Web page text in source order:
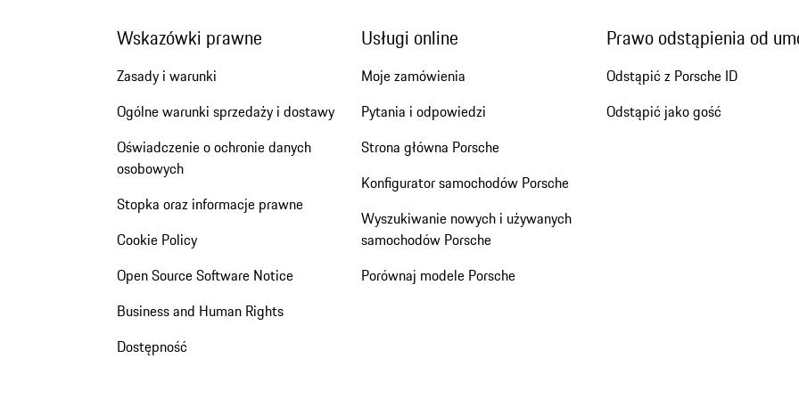
Wskazówki prawne
Zasady i warunki
Ogólne warunki sprzedaży i dostawy
Oświadczenie o ochronie danych
osobowych
Stopka oraz informacje prawne
Cookie Policy
Open Source Software Notice
Business and Human Rights
Dostępność
Usługi online
Moje zamówienia
Pytania i odpowiedzi
Strona główna Porsche
Konfigurator samochodów Porsche
Wyszukiwanie nowych i używanych
samochodów Porsche
Porównaj modele Porsche
Prawo odstąpienia od
Odstąpić z Porsche ID
Odstąpić jako gość